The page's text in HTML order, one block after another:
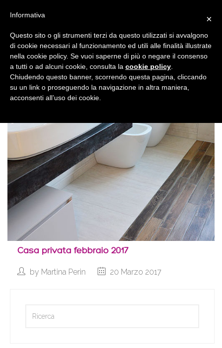
Casa privata febbraio 2017
by Martina Perin 20 Marzo 2017
×
Informativa
Questo sito o gli strumenti terzi da questo utilizzati si avvalgono
di cookie necessari al funzionamento ed utili alle finalità illustrate
nella cookie policy. Se vuoi saperne di più o negare il consenso
a tutti o ad alcuni cookie, consulta la cookie policy
Chiudendo questo banner, scorrendo questa pagina, cliccando
su un link o proseguendo la navigazione in altra maniera,
acconsenti all’uso dei cookie.